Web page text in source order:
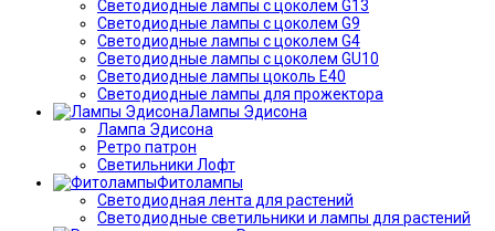
Светодиодные лампы с цоколем G13
Светодиодные лампы с цоколем G9
Светодиодные лампы с цоколем G4
Светодиодные лампы с цоколем GU10
Светодиодные лампы цоколь Е40
Светодиодные лампы для прожектора
Лампы Эдисона
Лампа Эдисона
Ретро патрон
Светильники Лофт
Фитолампы
Светодиодная лента для растений
Светодиодные светильники и лампы для растений